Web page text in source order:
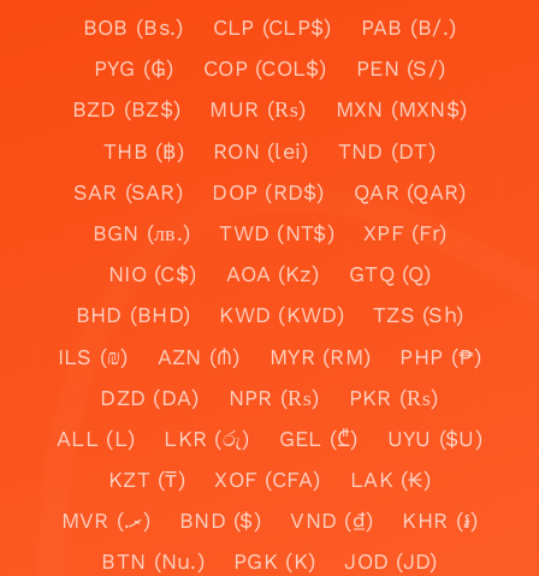
BOB (Bs.)
CLP (CLP$)
PAB (B/.)
PYG (₲)
COP (COL$)
PEN (S/)
BZD (BZ$)
MUR (₨)
MXN (MXN$)
THB (฿)
RON (lei)
TND (DT)
SAR (SAR)
DOP (RD$)
QAR (QAR)
BGN (лв.)
TWD (NT$)
XPF (Fr)
NIO (C$)
AOA (Kz)
GTQ (Q)
BHD (BHD)
KWD (KWD)
TZS (Sh)
ILS (₪)
AZN (₼) MYR (RM)
PHP (₱)
DZD (DA)
NPR (₨)
PKR (₨)
ALL (L)
LKR (රු) GEL (₾)
UYU ($U)
KZT (₸)
XOF (CFA)
LAK (₭)
MVR (.ރ)
BND ($) VND (₫)
KHR (៛)
BTN (Nu.)
PGK (K)
JOD (JD)